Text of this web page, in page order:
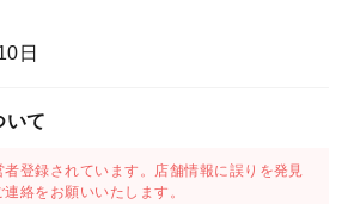
日
いて
者登録されています。店舗情報に誤りを発見
絡をお願いいたします。